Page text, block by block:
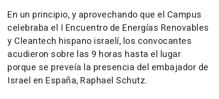
En un principio, y aprovechando que el Campus
celebraba el I Encuentro de Energías Renovables
y Cleantech hispano israelí, los convocantes
acudieron sobre las 9 horas hasta el lugar
porque se preveía la presencia del embajador de
Israel en España, Raphael Schutz.